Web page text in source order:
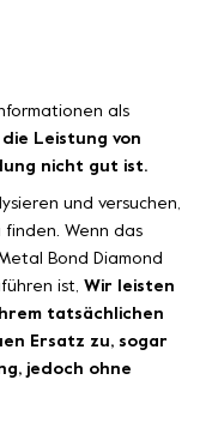
als
Leistung von
nicht gut ist.
und versuchen,
finden. Wenn das
Bond Diamond
ist, Wir leisten
tatsächlichen
Ersatz zu, sogar
jedoch ohne